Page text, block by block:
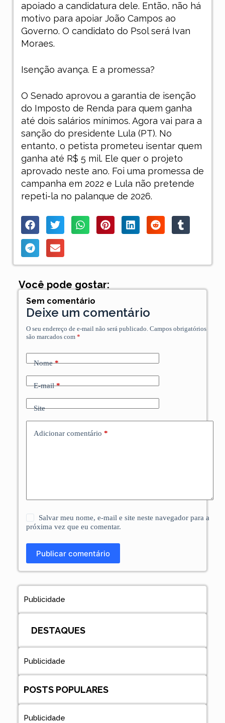
apoiado a candidatura dele. Então, não há
motivo para apoiar João Campos ao
Governo. O candidato do Psol será Ivan
Moraes.
Isenção avança. E a promessa?
O Senado aprovou a garantia de isenção
do Imposto de Renda para quem ganha
até dois salários mínimos. Agora vai para a
sanção do presidente Lula (PT). No
entanto, o petista prometeu isentar quem
ganha até R$ 5 mil. Ele quer o projeto
aprovado neste ano. Foi uma promessa de
campanha em 2022 e Lula não pretende
repeti-la no palanque de 2026.
Você pode gostar:
Sem comentário
Deixe um comentário
O seu endereço de e-mail não será publicado. Campos obrigatórios
são marcados com *
Nome*
E-mail*
Site
Adicionar comentário *
Salvar meu nome, e-mail e site neste navegador para a
próxima vez que eu comentar.
Publicar comentário
Publicidade
DESTAQUES
Publicidade
POSTS POPULARES
Publicidade